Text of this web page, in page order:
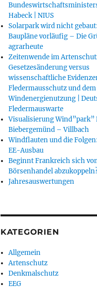
Habeck | NIUS
Solarpark wird nicht
Baupläne vorläufig – Die
agrarheute
Zeitenwende im
Gesetzesänderung versus
wissenschaftliche
Fledermausschutz und
Windenergienutzung |
Fledermauswarte
Visualisierung Wind”park”
Biebergemünd – Villbach
Windflauten und die
EE-Ausbau
Beginnt Frankreich sich
Börsenhandel
Jahresauswertungen
KATEGORIEN
Allgemein
Artenschutz
Denkmalschutz
EEG